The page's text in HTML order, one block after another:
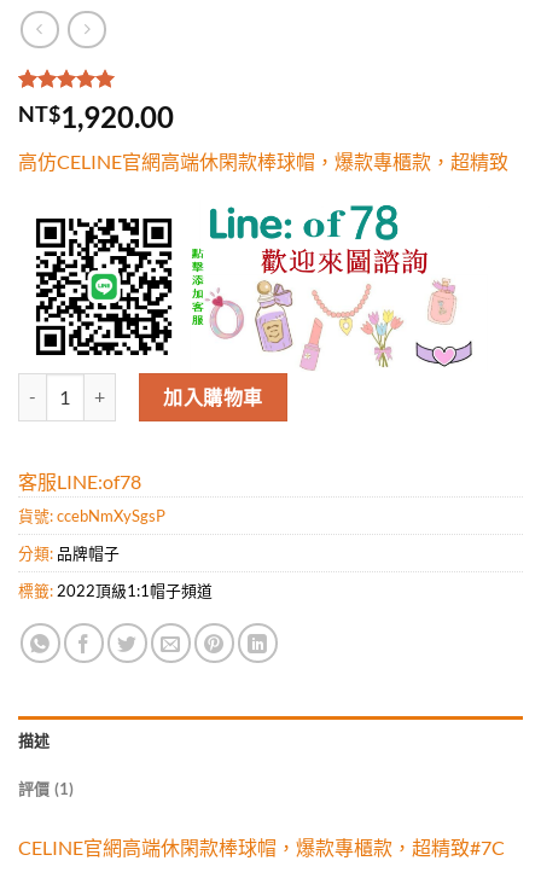
評分5.00/
5，已有
1
位
分
NT$1,920.00
高仿CELINE官網高端休閑款棒球帽，爆款專櫃款，超精致
高仿CELINE官網高端休閑款棒球帽，爆款專櫃款，超精致 數量
加入購物車
客服LINE:of78
貨號:ccebNmXySgsP
分類: 品牌帽子
標籤: 2022頂級1:1帽子頻道
描述
評價 (1)
CELINE官網高端休閑款棒球帽，爆款專櫃款，超精致#7C